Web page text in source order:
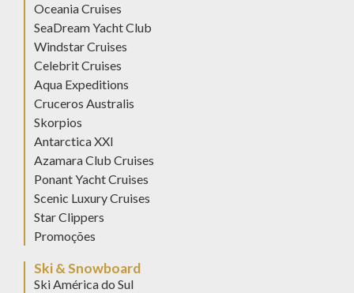
Oceania Cruises
SeaDream Yacht Club
Windstar Cruises
Celebrit Cruises
Aqua Expeditions
Cruceros Australis
Skorpios
Antarctica XXI
Azamara Club Cruises
Ponant Yacht Cruises
Scenic Luxury Cruises
Star Clippers
Promoções
Ski & Snowboard
Ski América do Sul